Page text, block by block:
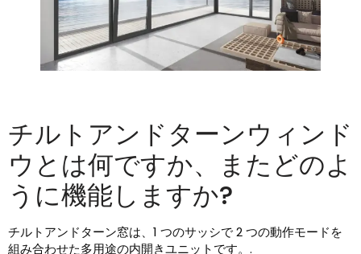
チルトアンドターンウィンド
ウとは何ですか、またどのよ
うに機能しますか?
チルトアンドターン窓は、1 つのサッシで 2 つの動作モードを
組み合わせた多用途の内開きユニットです。.